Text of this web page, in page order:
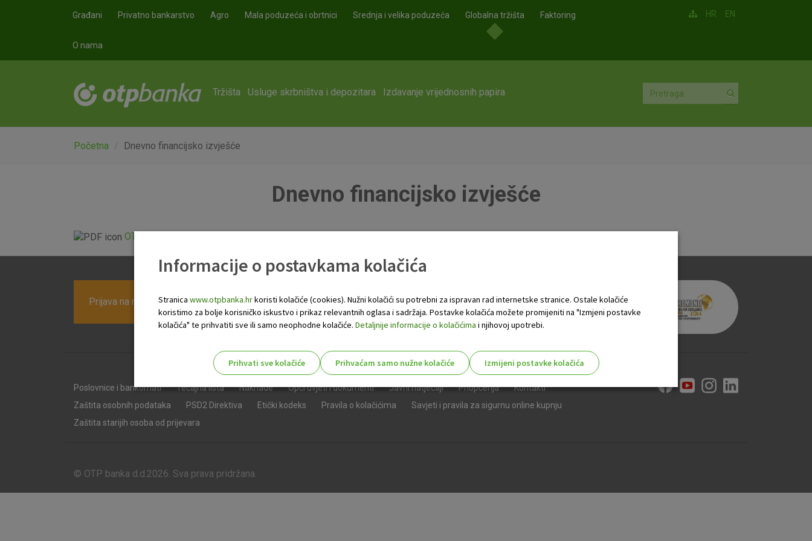
Građani Privatno bankarstvo Agro Mala poduzeća i obrtnici Srednja i velika poduzeća Globalna tržišta Faktoring
O nama
HR EN
Tržišta Usluge skrbništva i depozitara Izdavanje vrijednosnih papira
Početna Dnevno financijsko izvješće
Dnevno financijsko izvješće
OTP Dnevno financijsko izvješće.pdf
Prijava na newsletter OTP banke
Poslovnice i bankomati Tečajna lista Naknade Opći uvjeti i dokumenti Javni natječaji Priopćenja
Kontakti
Zaštita osobnih podataka
PSD2 Direktiva Etički kodeks Pravila o kolačićima
Savjeti i pravila za sigurnu online kupnju
Zaštita starijih osoba od prijevara
© OTP banka d.d.2026. Sva prava pridržana.
Informacije o postavkama kolačića
Stranica www.otpbanka.hrkoristi kolačiće (cookies). Nužni kolačići su potrebni za ispravan rad internetske stranice. Ostale kolačiće
koristimo za bolje korisničko iskustvo i prikaz relevantnih oglasa i sadržaja. Postavke kolačića možete promijeniti na "Izmjeni postavke
kolačića" te prihvatiti sve ili samo neophodne kolačiće. Detaljnije informacije o kolačićima i njihovoj upotrebi.
Prihvati sve kolačiće Prihvaćam samo nužne kolačiće
Izmijeni postavke kolačića